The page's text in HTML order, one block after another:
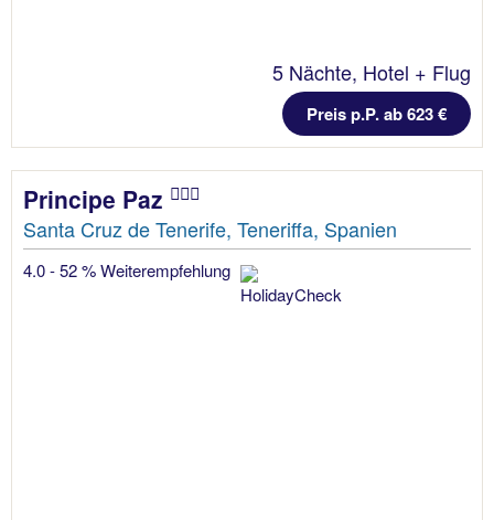
5 Nächte, Hotel + Flug
Preis p.P. ab 623 €
Principe Paz
Santa Cruz de Tenerife, Teneriffa, Spanien
4.0 - 52 % Weiterempfehlung